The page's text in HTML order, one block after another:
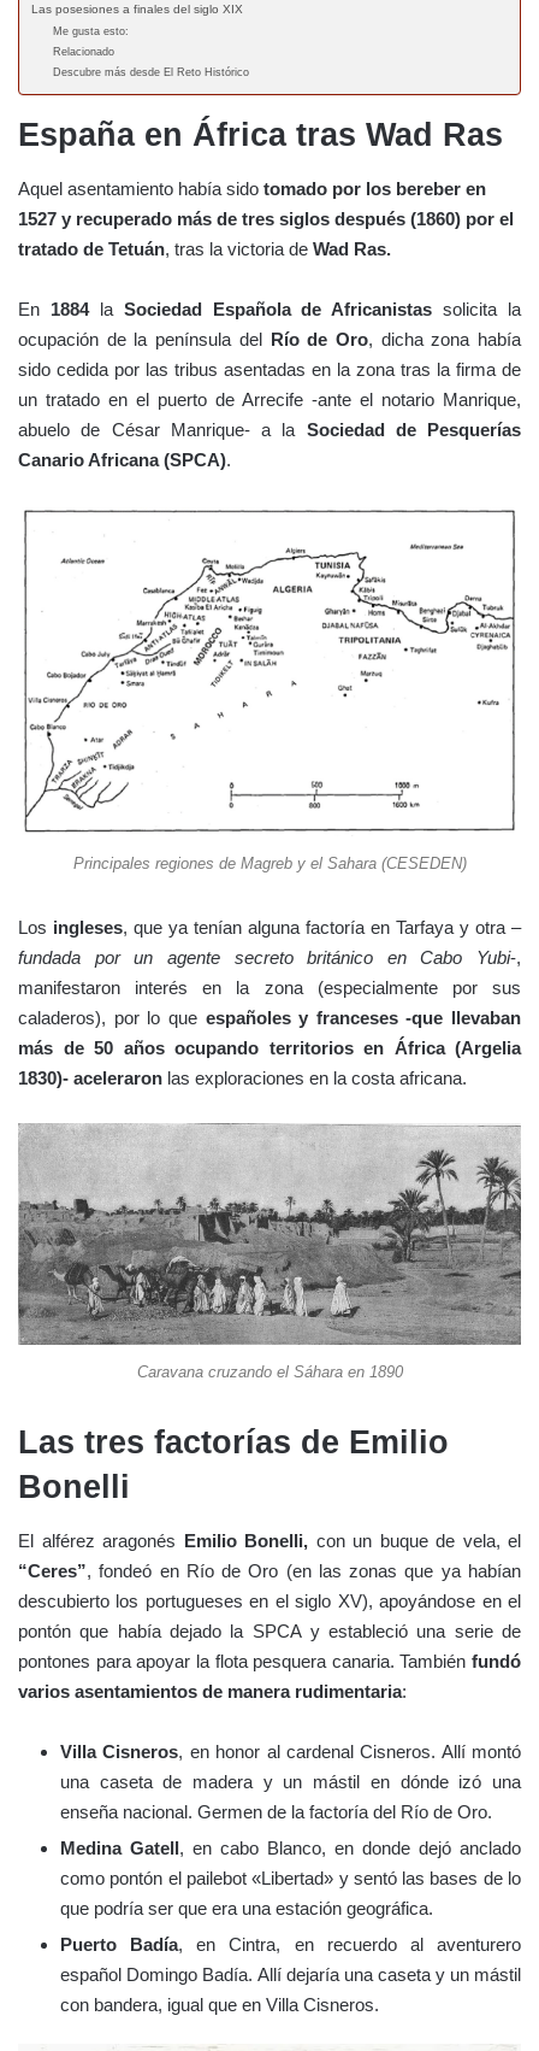
Las posesiones a finales del siglo XIX
Me gusta esto:
Relacionado
Descubre más desde El Reto Histórico
España en África tras Wad Ras
Aquel asentamiento había sido tomado por los bereber en
1527 y recuperado más de tres siglos después (1860) por el
tratado de Tetuán, tras la victoria de Wad Ras.
En 1884la Sociedad Española de Africanistas solicita la
ocupación de la península del Río de Oro, dicha zona había
sido cedida por las tribus asentadas en la zona tras la firma de
un tratado en el puerto de Arrecife -ante el notario Manrique,
abuelo de César Manrique- a la Sociedad de Pesquerías
Canario Africana (SPCA).
Principales regiones de Magreb y el Sahara (CESEDEN)
Los ingleses, que ya tenían alguna factoría en Tarfaya y otra –
fundada por un agente secreto británico en Cabo Yubi-,
manifestaron interés en la zona (especialmente por sus
caladeros), por lo que españoles y franceses -que llevaban
más de 50 años ocupando territorios en África (Argelia
1830)- aceleraron las exploraciones en la costa africana.
Caravana cruzando el Sáhara en 1890
Las tres factorías de Emilio
Bonelli
El alférez aragonés Emilio Bonelli, con un buque de vela, el
“Ceres”, fondeó en Río de Oro (en las zonas que ya habían
descubierto los portugueses en el siglo XV), apoyándose en el
pontón que había dejado la SPCA y estableció una serie de
pontones para apoyar la flota pesquera canaria. También fundó
varios asentamientos de manera rudimentaria:
Villa Cisneros, en honor al cardenal Cisneros. Allí montó
una caseta de madera y un mástil en dónde izó una
enseña nacional. Germen de la factoría del Río de Oro.
Medina Gatell, en cabo Blanco, en donde dejó anclado
como pontón el pailebot «Libertad» y sentó las bases de lo
que podría ser que era una estación geográfica.
Puerto Badía, en Cintra, en recuerdo al aventurero
español Domingo Badía. Allí dejaría una caseta y un mástil
con bandera, igual que en Villa Cisneros.